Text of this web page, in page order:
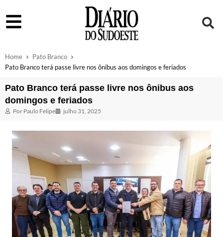
Home
Pato Branco
Pato Branco terá passe livre nos ônibus aos domingos e feriados
Pato Branco terá passe livre nos ônibus aos
domingos e feriados
Por Paulo Felipe julho 31, 2025